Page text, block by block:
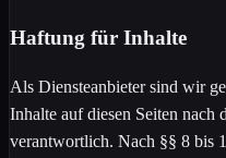
Haftung für Inhalte
Als Diensteanbieter sind wir
Inhalte auf diesen Seiten nach
verantwortlich. Nach §§ 8 bis